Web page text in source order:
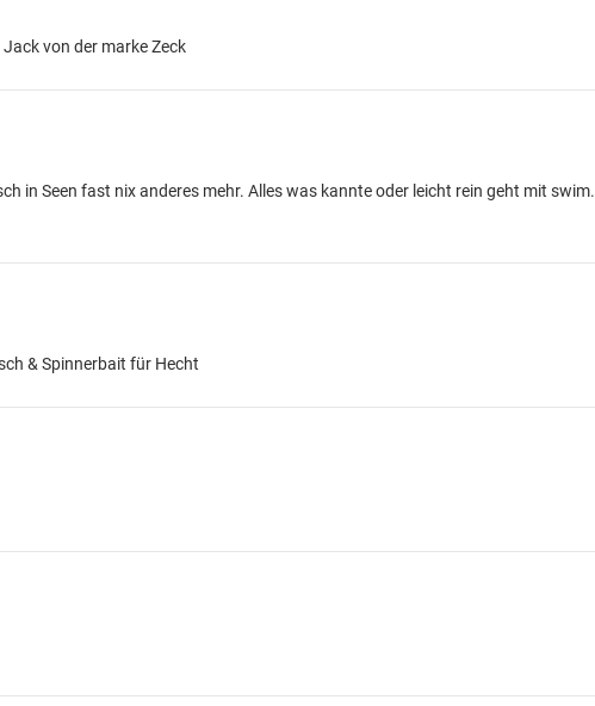
von der marke Zeck
in Seen fast nix anderes mehr. Alles was kannte oder leicht rein geht mit swim.
& Spinnerbait für Hecht